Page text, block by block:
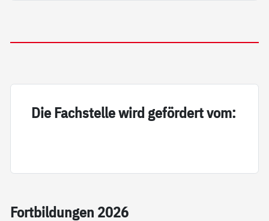
Die Fach­s­tel­le wird ge­för­dert vom:
Fort­bil­dun­gen 2026